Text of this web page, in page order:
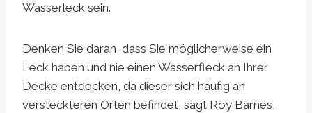
Wasserleck sein.
Denken Sie daran, dass Sie möglicherweise ein
Leck haben und nie einen Wasserfleck an Ihrer
Decke entdecken, da dieser sich häufig an
versteckteren Orten befindet, sagt Roy Barnes,